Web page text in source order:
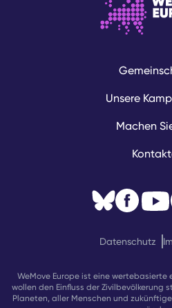
Unsere
Machen
WeMove Europe ist eine
wollen den Einfluss der Zivilbevölkerung
Planeten, aller Menschen und
Datenschutz